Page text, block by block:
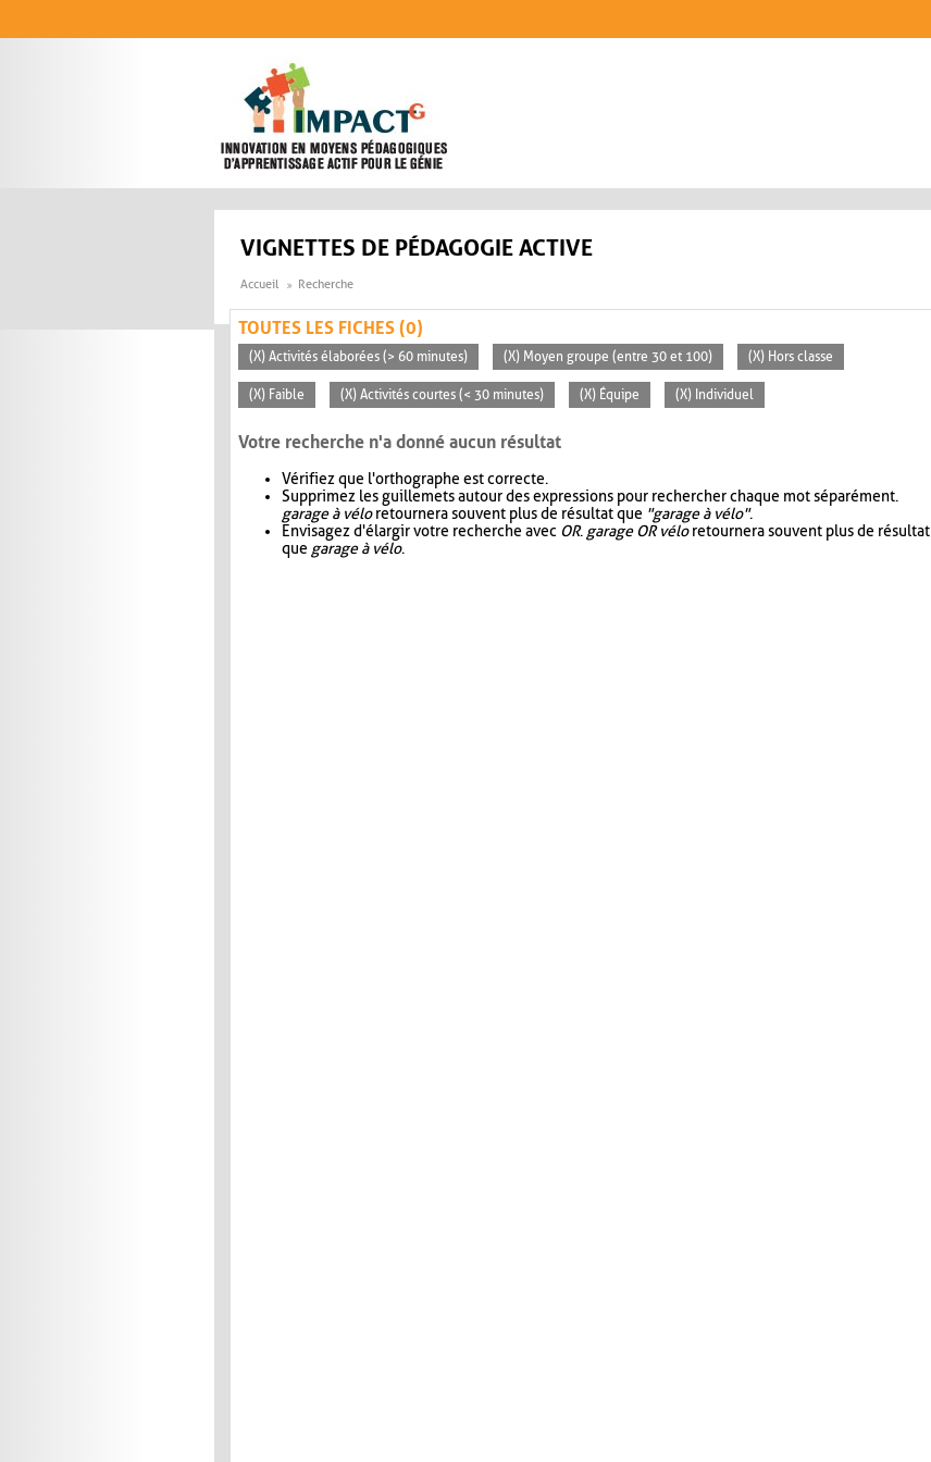
VIGNETTES DE PÉDAGOGIE ACTIVE
Accueil Recherche
TOUTES LES FICHES (0)
(X) Activités élaborées (> 60 minutes) (X) Moyen groupe (entre 30 et 100) (X) Hors classe
(X) Faible (X) Activités courtes (< 30 minutes) (X) Équipe (X) Individuel
Votre recherche n'a donné aucun résultat
Vérifiez que l'orthographe est correcte.
Supprimez les guillemets autour des expressions pour rechercher chaque mot séparément.
garage à véloretournera souvent plus de résultat que "garage à vélo".
Envisagez d'élargir votre recherche avec OR. garage OR véloretournera souvent plus de résultat
que garage à vélo.